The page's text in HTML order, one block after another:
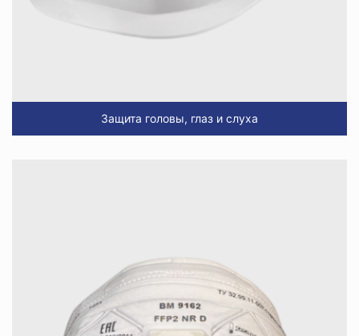
Защита головы, глаз и слуха